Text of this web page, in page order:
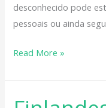
desconhecido pode
pessoais ou ainda
Read More »
Finlandeses